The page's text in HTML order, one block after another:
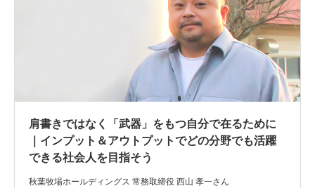
肩書きではなく「武器」をもつ自分で在るために
｜インプット＆アウトプットでどの分野でも活躍
できる社会人を目指そう
秋葉牧場ホールディングス 常務取締役 西山 孝一さん